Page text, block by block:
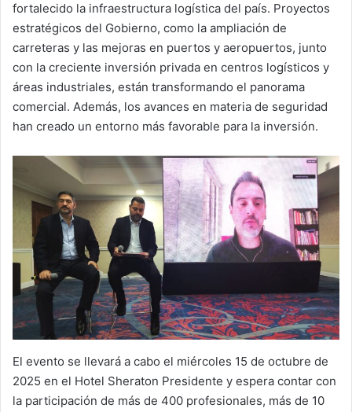
fortalecido la infraestructura logística del país. Proyectos
estratégicos del Gobierno, como la ampliación de
carreteras y las mejoras en puertos y aeropuertos, junto
con la creciente inversión privada en centros logísticos y
áreas industriales, están transformando el panorama
comercial. Además, los avances en materia de seguridad
han creado un entorno más favorable para la inversión.
El evento se llevará a cabo el miércoles 15 de octubre de
2025 en el Hotel Sheraton Presidente y espera contar con
la participación de más de 400 profesionales, más de 10